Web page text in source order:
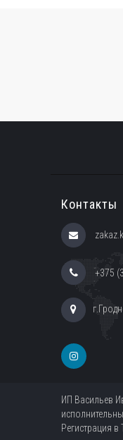
Контакты
+375
ИП Васильев
Регистрация